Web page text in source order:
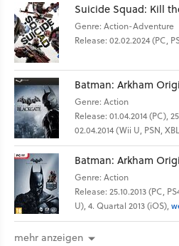
Suicide Squad: Kill
Genre: Action-Adventure
Release: 02.02.2024 (PC,
Batman: Arkham
Genre: Action
Release: 01.04.2014 (PC),
02.04.2014 (Wii U, PSN,
Batman: Arkham
Genre: Action
Release: 25.10.2013 (PC,
U), 4. Quartal 2013 (iOS),
mehr anzeigen